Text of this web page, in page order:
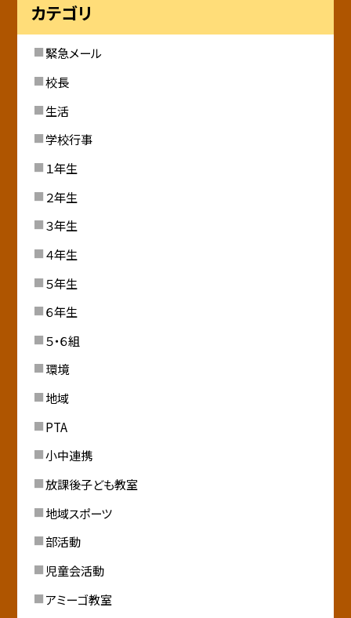
カテゴリ
緊急メール
校長
生活
学校行事
１年生
２年生
３年生
４年生
５年生
６年生
５・６組
環境
地域
PTA
小中連携
放課後子ども教室
地域スポーツ
部活動
児童会活動
アミーゴ教室